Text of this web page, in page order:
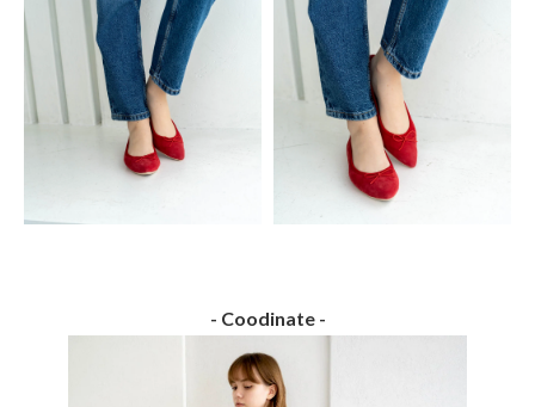
- Coodinate -